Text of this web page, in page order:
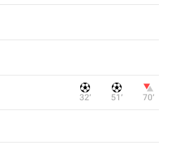
32‎’‎ 51‎’‎ 70‎’‎